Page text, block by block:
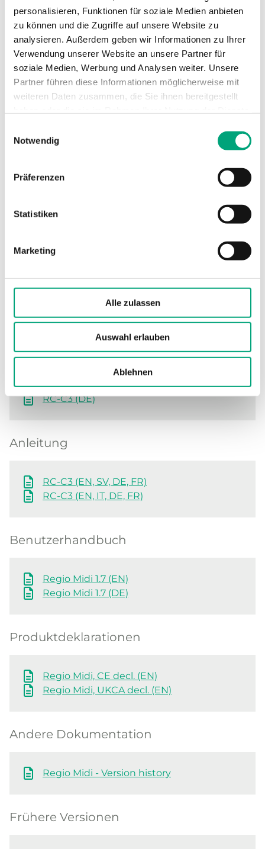
personalisieren, Funktionen für soziale Medien anbieten
zu können und die Zugriffe auf unsere Website zu
analysieren. Außerdem geben wir Informationen zu Ihrer
Verwendung unserer Website an unsere Partner für
soziale Medien, Werbung und Analysen weiter. Unsere
Partner führen diese Informationen möglicherweise mit
weiteren Daten zusammen, die Sie ihnen bereitgestellt
Notwendig
Präferenzen
Statistiken
Marketing
Alle zulassen
Auswahl erlauben
Ablehnen
Kondensationseingänge
(CI)
Digital input
for
condensation
detector KG-
Universalausgänge (UO)
DO 24 V AC/1A,
Genauigkeit,
Material, Gehäuse
Polycarbonat,
Software und Dokumentation
RC-C3 (EN)
RC-C3 (DE)
Anleitung
RC-C3 (EN, SV, DE, FR)
RC-C3 (EN, IT, DE, FR)
Benutzerhandbuch
Regio Midi 1.7 (EN)
Regio Midi 1.7 (DE)
Produktdeklarationen
Regio Midi, CE decl. (EN)
Regio Midi, UKCA decl. (EN)
Andere Dokumentation
Regio Midi - Version history
Frühere Versionen